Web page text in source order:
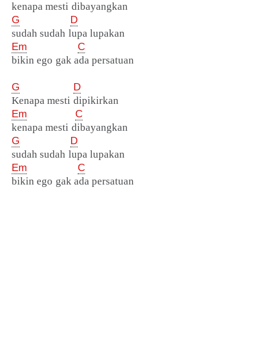
kenapa mesti dibayangkan
G
D
sudah sudah lupa lupakan
Em
C
bikin ego gak ada persatuan
G
D
Kenapa mesti dipikirkan
Em
C
kenapa mesti dibayangkan
G
D
sudah sudah lupa lupakan
Em
C
bikin ego gak ada persatuan